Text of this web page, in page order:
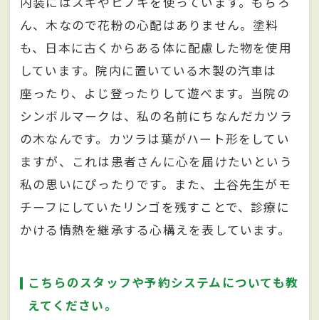
ん、木なので花粉の心配はありません。塗料
も、日本に古くからある体に配慮した物を使用
しています。院内に置いている木製の汽車は
座ったり、よじ登ったりして遊べます。当院の
シンボルマークは、私の名前にちなんだカツラ
の木なんです。カツラは葉がハート形をしてい
ますが、これは患者さんに心を届けたいという
私の思いにぴったりです。また、土谷先生がモ
チーフにしていたリンゴを残すことで、診療に
かける情熱を継承する心構えを表しています。
こちらのスタッフや予約システムについても教
えてください。